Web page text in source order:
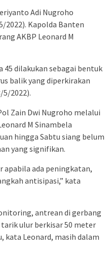
Adi Nugroho
2022). Kapolda Banten
AKBP Leonard M
45 dilakukan sebagai bentuk
balik yang diperkirakan
2022).
Zain Dwi Nugroho melalui
M Sinambela
hingga Sabtu siang belum
yang signifikan.
apabila ada peningkatan,
antisipasi,” kata
antrean di gerbang
ulur berkisar 50 meter
kata Leonard, masih dalam